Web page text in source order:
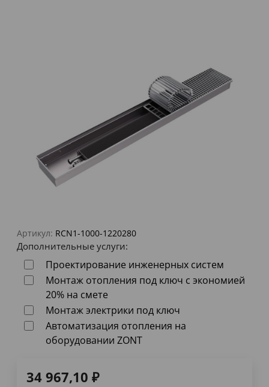
Артикул: RCN1-1000-1220280
Дополнительные услуги:
Проектирование инженерных систем
Монтаж отопления под ключ с экономией
20% на смете
Монтаж электрики под ключ
Автоматизация отопления на
оборудовании ZONT
34 967,10 ₽